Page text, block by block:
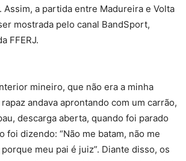
Assim, a partida entre Madureira e Volta
mostrada pelo canal BandSport,
FFERJ.
mineiro, que não era a minha
andava aprontando com um carrão,
descarga aberta, quando foi parado
foi dizendo: “Não me batam, não me
meu pai é juiz”. Diante disso, os